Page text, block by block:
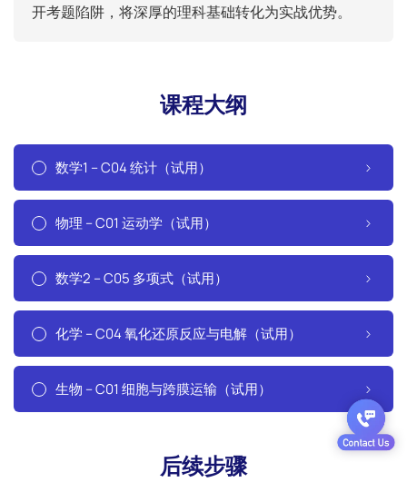
开考题陷阱，将深厚的理科基础转化为实战优势。
课程大纲
数学1 – C04 统计（试用）
物理 – C01 运动学（试用）
数学2 – C05 多项式（试用）
化学 – C04 氧化还原反应与电解（试用）
生物 – C01 细胞与跨膜运输（试用）
后续步骤